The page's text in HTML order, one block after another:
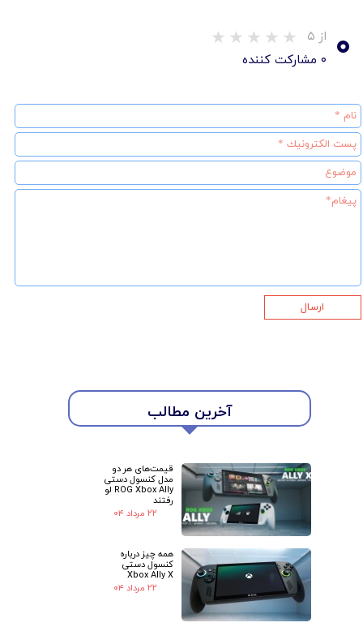
۰ از ۵
★
۰ مشارکت کننده
آخرین مطالب
قیمت‌های هر دو
مدل کنسول دستی
ROG Xbox Ally لو
رفتند
۲۲ مرداد ۰۴
همه چیز درباره
کنسول دستی
Xbox Ally X
۲۲ مرداد ۰۴
ارسال